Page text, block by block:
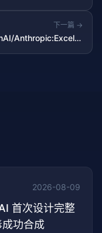
下一篇 →
Anthropic:Excel和
2026-08-09
首次设计完整
功合成